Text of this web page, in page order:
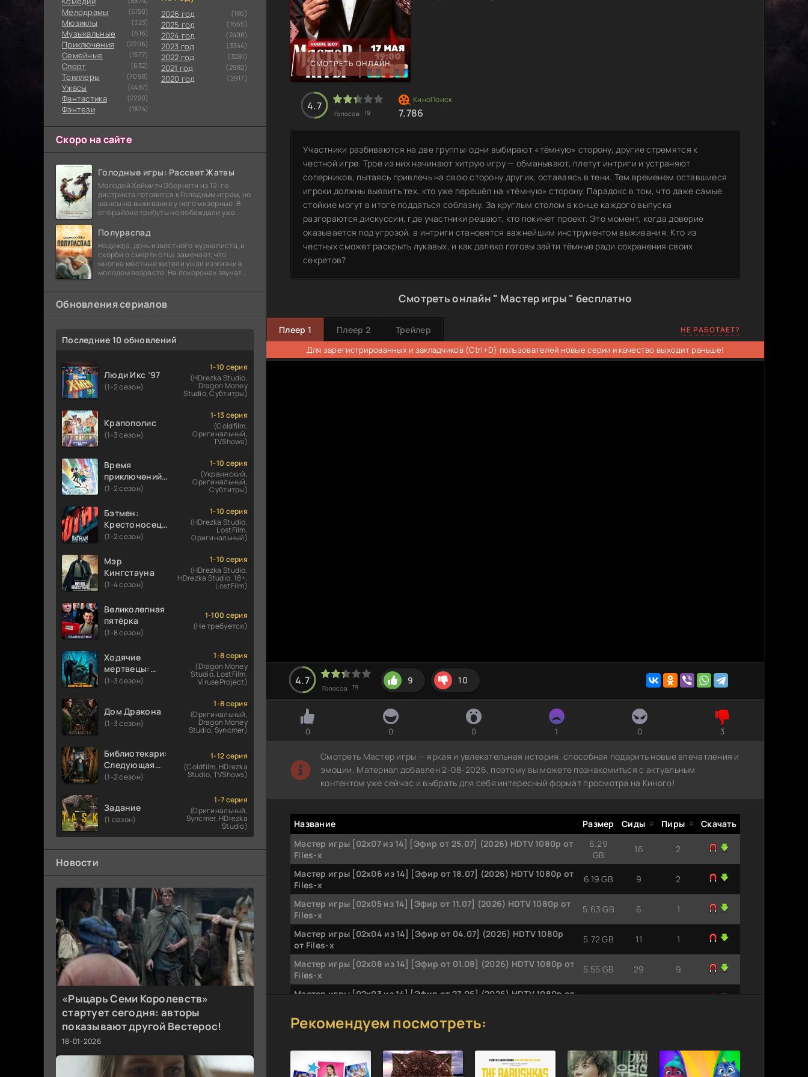
Мелодрамы (5150)
Мюзиклы (323)
Музыкальные (616)
Приключения (2206)
Семейные (1577)
Cпорт (632)
Триллеры (7098)
Ужасы (4487)
Фантастика (2220)
Фэнтези (1874)
2026 год (186)
2025 год (1665)
2024 год (2498)
2023 год (3344)
2022 год (3281)
2021 год (2982)
2020 год (2917)
Скоро на сайте
Голодные игры: Рассвет Жатвы
Молодой Хеймитч Эбернети из 12-го
дистрикта готовится к Голодным играм, но
шансы на выживание у него мизерные. В
его районе трибуты не побеждали уже
безнадежности.
Полураспад
Надежда, дочь известного журналиста, в
скорби о смерти отца замечает, что
многие местные жители ушли из жизни в
молодом возрасте. На похоронах звучат
Обновления сериалов
Последние 10 обновлений
Люди Икс ’97
(1-2 сезон)
1-10 серия
(HDrezka Studio,
Dragon Money
Studio, Субтитры)
Крапополис
(1-3 сезон)
1-13 серия
(Coldfilm,
Оригинальный,
TVShows)
Время
приключений:
Фионна и Кейк
(1-2 сезон)
1-10 серия
(Украинский,
Оригинальный,
Субтитры)
Бэтмен:
Крестоносец в
плаще
(1-2 сезон)
1-10 серия
(HDrezka Studio,
LostFilm,
Оригинальный)
Мэр
Кингстауна
(1-4 сезон)
1-10 серия
(HDrezka Studio,
HDrezka Studio. 18+,
LostFilm)
Великолепная
пятёрка
(1-8 сезон)
1-100 серия
(Не требуется)
Ходячие
мертвецы:
Мертвый
(1-3 сезон)
1-8 серия
(Dragon Money
Studio, LostFilm,
ViruseProject)
Дом Дракона
(1-3 сезон)
1-8 серия
(Оригинальный,
Dragon Money
Studio, Syncmer)
Библиотекари:
Следующая
глава
(1-2 сезон)
1-12 серия
(Coldfilm, HDrezka
Studio, TVShows)
Задание
(1 сезон)
1-7 серия
(Оригинальный,
Syncmer, HDrezka
Studio)
Новости
«Рыцарь Семи Королевств»
стартует сегодня: авторы
показывают другой Вестерос!
18-01-2026
СМОТРЕТЬ ОНЛАЙН
4.7
Голосов: 19 7.786
Участники разбиваются на две группы: одни выбирают «тёмную» сторону, другие стремятся к
честной игре. Трое из них начинают хитрую игру — обманывают, плетут интриги и устраняют
соперников, пытаясь привлечь на свою сторону других, оставаясь в тени. Тем временем оставшиеся
игроки должны выявить тех, кто уже перешёл на «тёмную» сторону. Парадокс в том, что даже самые
стойкие могут в итоге поддаться соблазну. За круглым столом в конце каждого выпуска
разгораются дискуссии, где участники решают, кто покинет проект. Это момент, когда доверие
оказывается под угрозой, а интриги становятся важнейшим инструментом выживания. Кто из
честных сможет раскрыть лукавых, и как далеко готовы зайти тёмные ради сохранения своих
секретов?
Смотреть онлайн " Мастер игры " бесплатно
Плеер 1 Плеер 2 Трейлер НЕ РАБОТАЕТ?
Для зарегистрированных и закладчиков (Ctrl+D) пользователей новые серии и качество выходит раньше!
4.7
Голосов: 19
9 10
0 0 0 1 0 3
Смотреть Мастер игры — яркая и увлекательная история, способная подарить новые впечатления и
эмоции. Материал добавлен 2-08-2026, поэтому вы можете познакомиться с актуальным
контентом уже сейчас и выбрать для себя интересный формат просмотра на Киного!
Название Размер Сиды Пиры
Скачать
Мастер игры [02x07 из 14] [Эфир от 25.07] (2026) HDTV 1080р от
Files-x
6.29
GB
16 2
Мастер игры [02x06 из 14] [Эфир от 18.07] (2026) HDTV 1080р от
Files-x
6.19 GB 9 2
Мастер игры [02x05 из 14] [Эфир от 11.07] (2026) HDTV 1080р от
Files-x
5.63 GB 6 1
Мастер игры [02x04 из 14] [Эфир от 04.07] (2026) HDTV 1080р
от Files-x
5.72 GB 11 1
Мастер игры [02x08 из 14] [Эфир от 01.08] (2026) HDTV 1080р от
Files-x
5.55 GB 29 9
Мастер игры [02x03 из 14] [Эфир от 27.06] (2026) HDTV 1080р от
Мастер игры [02x01 из 14] [Эфир от 13.06] (2026) HDTV 1080р от
Мастер игры [02x02 из 14] [Эфир от 20.06] (2026) HDTV 1080р
от Files-x
5.88 GB 6 1
Рекомендуем посмотреть: